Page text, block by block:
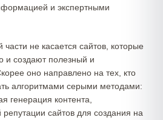
и экспертными
не касается сайтов, которые
и создают полезный и
оно направлено на тех, кто
алгоритмами серыми методами:
генерация контента,
сайтов для создания на